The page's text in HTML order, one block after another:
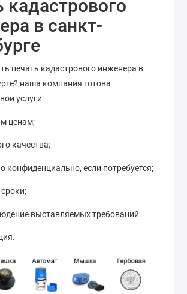
кадастрового
в санкт-
печать кадастрового инженера в
наша компания готова
услуги:
ценам;
качества;
конфиденциально, если потребуется;
выставляемых требований.